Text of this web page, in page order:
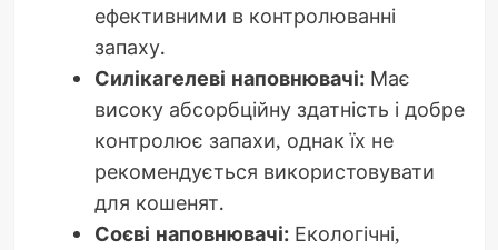
ефективними в контролюванні
запаху.
Силікагелеві наповнювачі:Має
високу абсорбційну здатність і добре
контролює запахи, однак їх не
рекомендується використовувати
для кошенят.
Соєві наповнювачі:Екологічні,